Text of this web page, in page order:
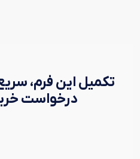
تکمیل این فرم،
درخواست